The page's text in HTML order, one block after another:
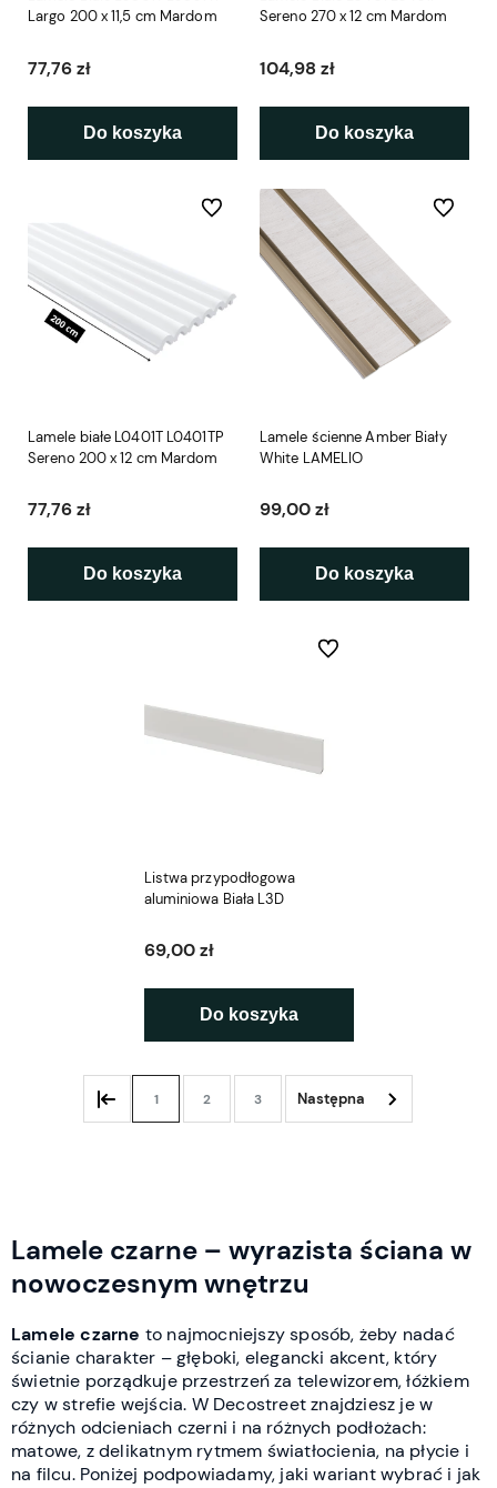
Largo 200 x 11,5 cm Mardom
77,76 zł
Do koszyka
Sereno 270 x 12 cm Mardom
104,98 zł
Do koszyka
Lamele białe L0401T L0401TP
Sereno 200 x 12 cm Mardom
77,76 zł
Do koszyka
Do ulubionych
Lamele ścienne Amber Biały
White LAMELIO
99,00 zł
Do koszyka
Do
Listwa przypodłogowa
aluminiowa Biała L3D
69,00 zł
Do koszyka
Do ulubionych
1 2 3
Lamele czarne – wyrazista ściana w
nowoczesnym wnętrzu
Lamele czarne to najmocniejszy sposób, żeby nadać
ścianie charakter – głęboki, elegancki akcent, który
świetnie porządkuje przestrzeń za telewizorem, łóżkiem
czy w strefie wejścia. W Decostreet znajdziesz je w
różnych odcieniach czerni i na różnych podłożach:
matowe, z delikatnym rytmem światłocienia, na płycie i
na filcu. Poniżej podpowiadamy, jaki wariant wybrać i jak